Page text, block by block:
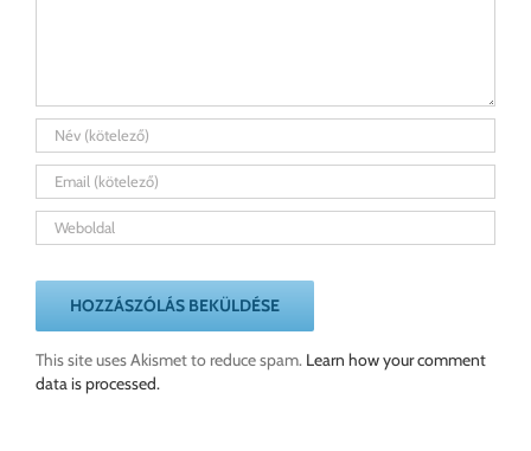
This site uses Akismet to reduce spam. Learn how your comment
data is processed.